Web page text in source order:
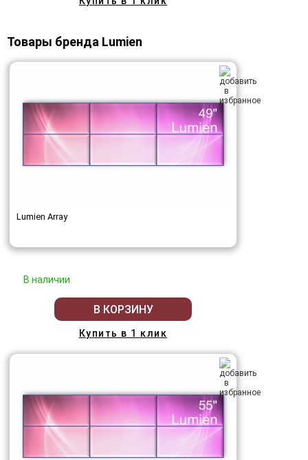
Товары бренда Lumien
Lumien Array
В наличии
В КОРЗИНУ
Купить в 1 клик